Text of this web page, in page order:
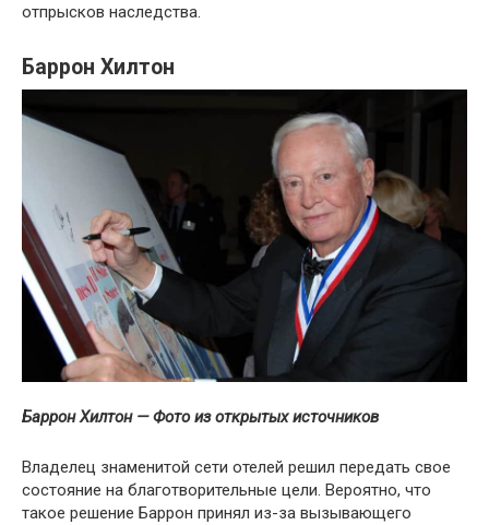
отпрысков наследства.
Баррон Хилтон
Баррон Хилтон — Фото из открытых источников
Владелец знаменитой сети отелей решил передать свое
состояние на благотворительные цели. Вероятно, что
такое решение Баррон принял из-за вызывающего